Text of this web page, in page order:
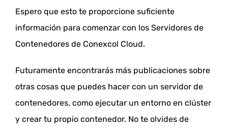
Espero que esto te proporcione suficiente
información para comenzar con los Servidores de
Contenedores de Conexcol Cloud.
Futuramente encontrarás más publicaciones sobre
otras cosas que puedes hacer con un servidor de
contenedores, como ejecutar un entorno en clúster
y crear tu propio contenedor. No te olvides de